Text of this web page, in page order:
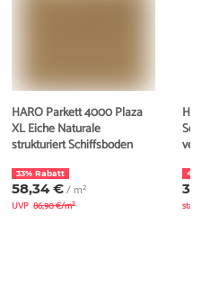
HARO Parkett 4000 Plaza
XL Eiche Naturale
strukturiert Schiffsboden
33% Rabatt
58,34 €/ m²
UVP 86,90 €/m²
41%
statt